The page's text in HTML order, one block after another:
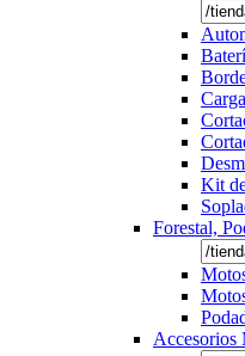
Kit
Forestal,
Accesorios